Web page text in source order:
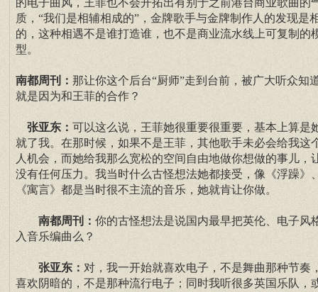
的电子曲风，王菲也不会开拓出有别于之前港台商业歌曲的
质，“我们是相辅相成的”，金牌歌手与金牌制作人的发现是
的，这种相遇不是谁打造谁，也不是商业流水线上可复制的
型。
南都周刊： 那让你这个后台“厨师”走到台前，被广大听众知
就是因为和王菲的合作？
张亚东： 可以这么说，王菲她很重要很重要，基本上算是
就了我。在那时候，如果不是王菲，其他歌手未必会给我这
人机会，而她给我那么宽松的空间自由地做你想做的事儿，
没有任何压力。我当时什么古怪想法她都接受，像《浮躁》
《寓言》都是当时很不主流的音乐，她就肯让你做。
南都周刊： 你的古怪想法是说国内最早把英伦、电子风
入音乐编曲么？
张亚东： 对，我一开始就喜欢电子，不是舞曲那种节奏
喜欢阴暗的，不是那种流行电子；同时我听很多英国乐队，